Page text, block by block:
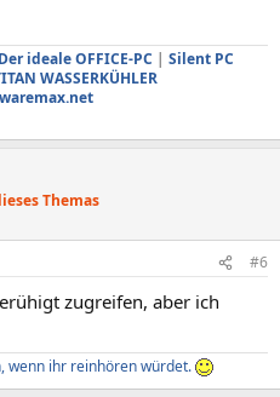
Der ideale OFFICE-PC | Silent PC
WASSERKÜHLER
Themas
#6
zugreifen, aber ich
wenn ihr reinhören würdet.